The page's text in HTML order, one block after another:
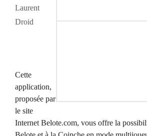
Laurent
Droid
Cette
application,
proposée par
le site
Internet Belote.com, vous offre la